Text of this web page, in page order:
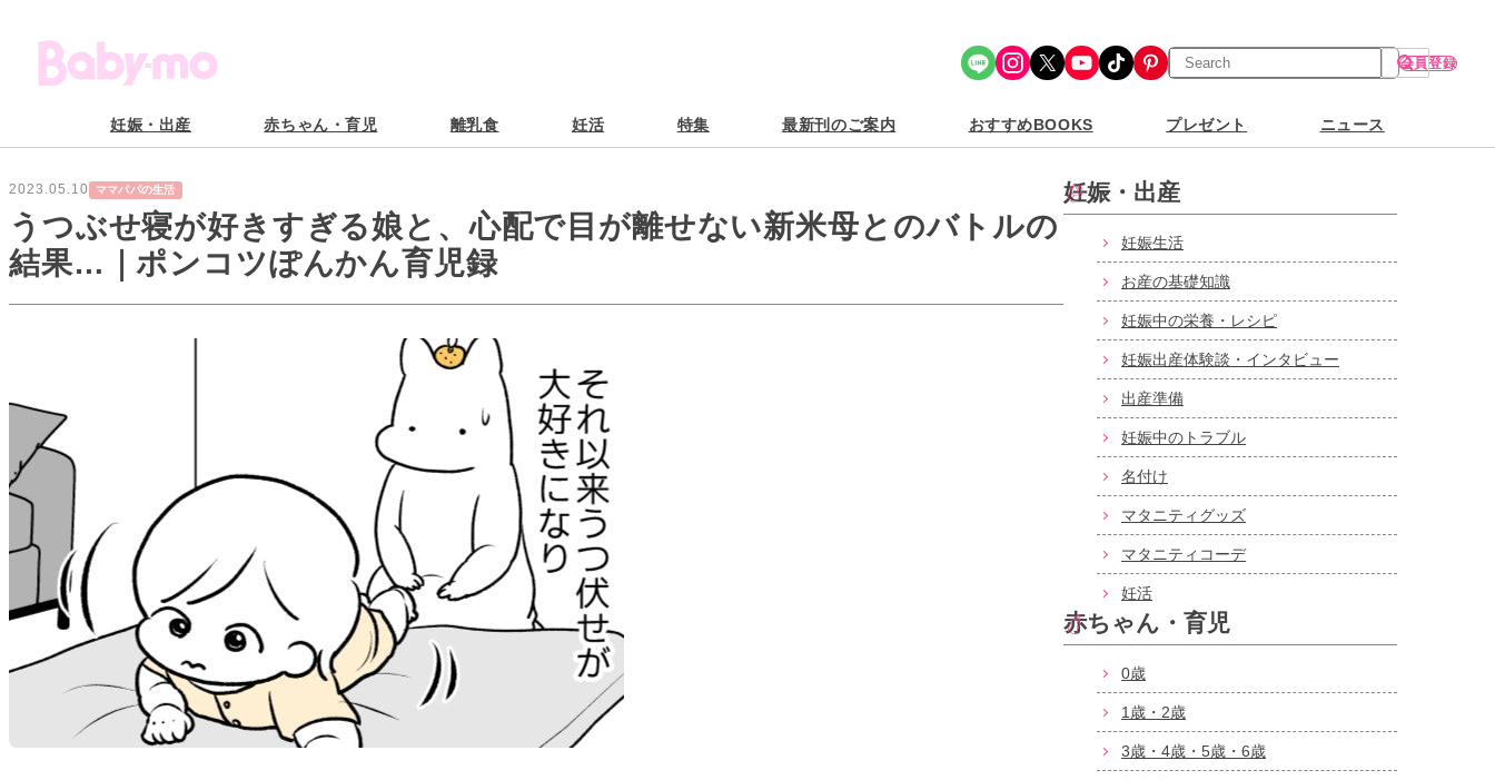
Share Icon Instagram X YouTube TikTok Pinterest
検
索
会員登録
妊娠・出産 赤ちゃん・育児 離乳食 妊活 特集 最新刊のご案内 おすすめBOOKS プレゼント ニュース
2023.05.10 ママパパの生活
うつぶせ寝が好きすぎる娘と、心配で目が離せない新米母とのバトルの
結果…｜ポンコツぽんかん育児録
妊娠・出産
妊娠生活
お産の基礎知識
妊娠中の栄養・レシピ
妊娠出産体験談・インタビュー
出産準備
妊娠中のトラブル
名付け
マタニティグッズ
マタニティコーデ
妊活
赤ちゃん・育児
0歳
1歳・2歳
3歳・4歳・5歳・6歳